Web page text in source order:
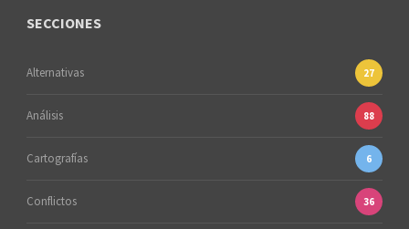
SECCIONES
Alternativas 27
Análisis 88
Cartografías 6
Conflictos 36